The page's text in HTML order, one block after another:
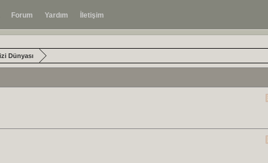
Forum Yardım İletişim
Dünyası